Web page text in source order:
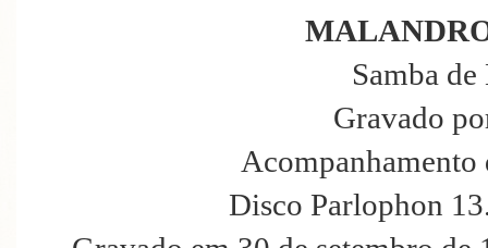
Samba
Gravado
Acompanhamento
Disco Parlophon